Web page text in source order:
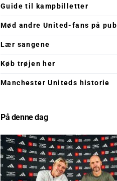
Guide til kampbilletter
Mød andre United-fans på pub
Lær sangene
Køb trøjen her
Manchester Uniteds historie
På denne dag